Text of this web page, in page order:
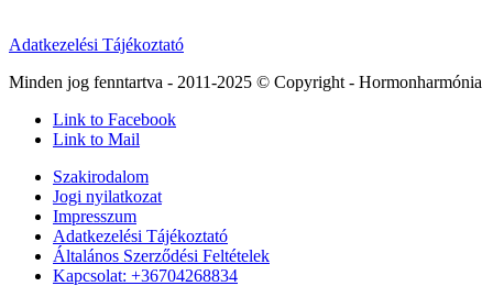
Adatkezelési Tájékoztató
Minden jog fenntartva - 2011-2025 © Copyright - Hormonharmónia
Link to Facebook
Link to Mail
Szakirodalom
Jogi nyilatkozat
Impresszum
Adatkezelési Tájékoztató
Általános Szerződési Feltételek
Kapcsolat: +36704268834